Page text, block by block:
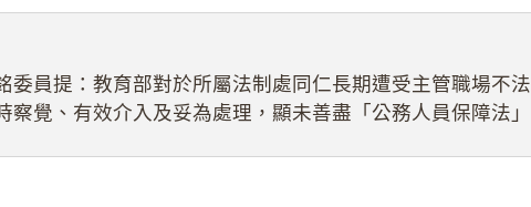
委員提：教育部對於所屬法制處同仁長期遭受主管職場不法
察覺、有效介入及妥為處理，顯未善盡「公務人員保障法」